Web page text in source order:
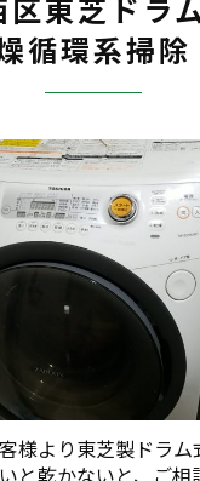
東芝ドラ
循環系掃除
様より東芝製ドラ